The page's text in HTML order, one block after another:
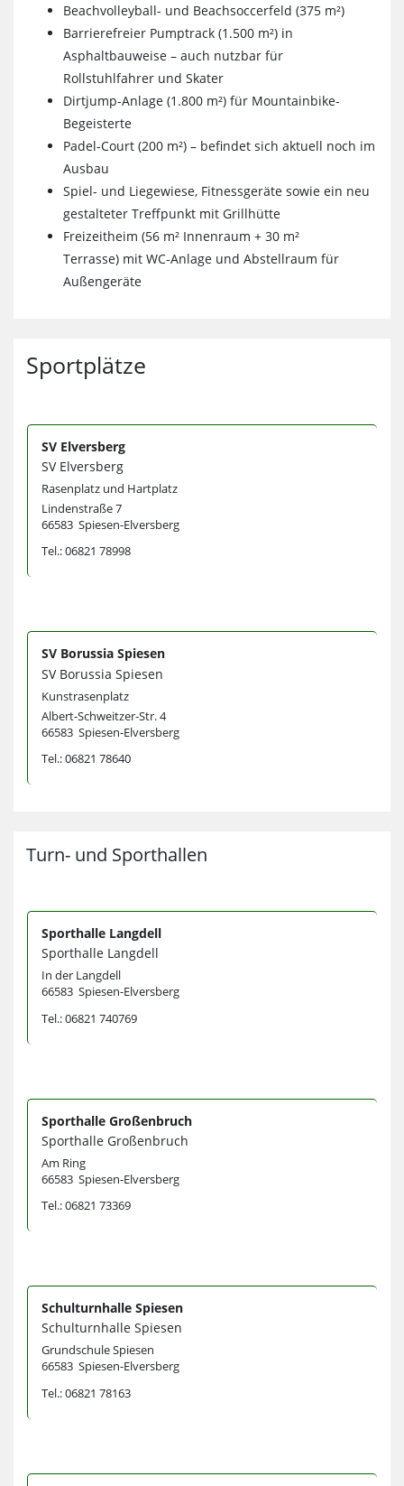
Beachvolleyball- und Beachsoccerfeld (375 m²)
Barrierefreier Pumptrack (1.500 m²) in
Asphaltbauweise – auch nutzbar für
Rollstuhlfahrer und Skater
Dirtjump-Anlage (1.800 m²) für Mountainbike-
Begeisterte
Padel-Court (200 m²) – befindet sich aktuell noch im
Ausbau
Spiel- und Liegewiese, Fitnessgeräte sowie ein neu
gestalteter Treffpunkt mit Grillhütte
Freizeitheim (56 m² Innenraum + 30 m²
Terrasse) mit WC-Anlage und Abstellraum für
Außengeräte
Sportplätze
SV Elversberg
SV Elversberg
Rasenplatz und Hartplatz
Lindenstraße 7
66583 Spiesen-Elversberg
Tel.: 06821 78998
SV Borussia Spiesen
SV Borussia Spiesen
Kunstrasenplatz
Albert-Schweitzer-Str. 4
66583 Spiesen-Elversberg
Tel.: 06821 78640
Turn- und Sporthallen
Sporthalle Langdell
Sporthalle Langdell
In der Langdell
66583 Spiesen-Elversberg
Tel.: 06821 740769
Sporthalle Großenbruch
Sporthalle Großenbruch
Am Ring
66583 Spiesen-Elversberg
Tel.: 06821 73369
Schulturnhalle Spiesen
Schulturnhalle Spiesen
Grundschule Spiesen
66583 Spiesen-Elversberg
Tel.: 06821 78163